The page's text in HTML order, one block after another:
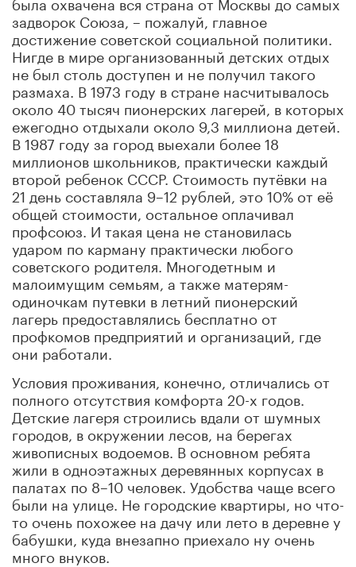
задворок Союза, – пожалуй, главное
достижение советской социальной политики.
Нигде в мире организованный детских отдых
не был столь доступен и не получил такого
размаха. В 1973 году в стране насчитывалось
около 40 тысяч пионерских лагерей, в которых
ежегодно отдыхали около 9,3 миллиона детей.
В 1987 году за город выехали более 18
миллионов школьников, практически каждый
второй ребенок СССР. Стоимость путёвки на
21 день составляла 9–12 рублей, это 10% от её
общей стоимости, остальное оплачивал
профсоюз. И такая цена не становилась
ударом по карману практически любого
советского родителя. Многодетным и
малоимущим семьям, а также матерям-
одиночкам путевки в летний пионерский
лагерь предоставлялись бесплатно от
профкомов предприятий и организаций, где
они работали.
Условия проживания, конечно, отличались от
полного отсутствия комфорта 20-х годов.
Детские лагеря строились вдали от шумных
городов, в окружении лесов, на берегах
живописных водоемов. В основном ребята
жили в одноэтажных деревянных корпусах в
палатах по 8–10 человек. Удобства чаще всего
были на улице. Не городские квартиры, но что-
то очень похожее на дачу или лето в деревне у
бабушки, куда внезапно приехало ну очень
много внуков.